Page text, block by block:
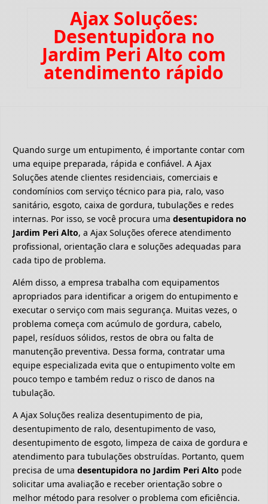
Ajax Soluções:
Desentupidora no
Jardim Peri Alto com
atendimento rápido
Quando surge um entupimento, é importante contar com
uma equipe preparada, rápida e confiável. A Ajax
Soluções atende clientes residenciais, comerciais e
condomínios com serviço técnico para pia, ralo, vaso
sanitário, esgoto, caixa de gordura, tubulações e redes
internas. Por isso, se você procura uma desentupidora no
Jardim Peri Alto, a Ajax Soluções oferece atendimento
profissional, orientação clara e soluções adequadas para
cada tipo de problema.
Além disso, a empresa trabalha com equipamentos
apropriados para identificar a origem do entupimento e
executar o serviço com mais segurança. Muitas vezes, o
problema começa com acúmulo de gordura, cabelo,
papel, resíduos sólidos, restos de obra ou falta de
manutenção preventiva. Dessa forma, contratar uma
equipe especializada evita que o entupimento volte em
pouco tempo e também reduz o risco de danos na
tubulação.
A Ajax Soluções realiza desentupimento de pia,
desentupimento de ralo, desentupimento de vaso,
desentupimento de esgoto, limpeza de caixa de gordura e
atendimento para tubulações obstruídas. Portanto, quem
precisa de uma desentupidora no Jardim Peri Alto pode
solicitar uma avaliação e receber orientação sobre o
melhor método para resolver o problema com eficiência.